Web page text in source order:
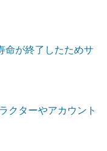
命が終了したためサ
クターやアカウント